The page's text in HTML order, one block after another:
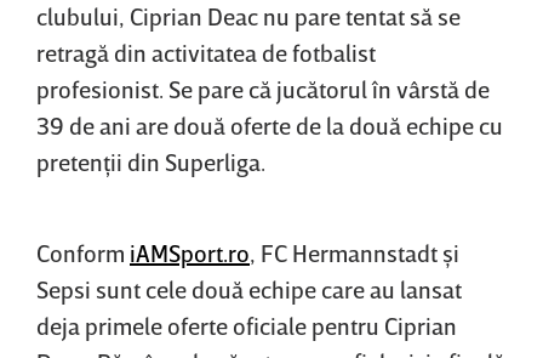
clubului, Ciprian Deac nu pare tentat să se
retragă din activitatea de fotbalist
profesionist. Se pare că jucătorul în vârstă de
39 de ani are două oferte de la două echipe cu
pretenţii din Superliga.
Conform iAMSport.ro, FC Hermannstadt şi
Sepsi sunt cele două echipe care au lansat
deja primele oferte oficiale pentru Ciprian